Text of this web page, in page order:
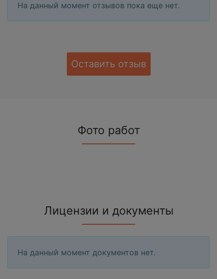
На данный момент отзывов пока еще нет.
Оставить отзыв
Фото работ
Лицензии и документы
На данный момент документов нет.